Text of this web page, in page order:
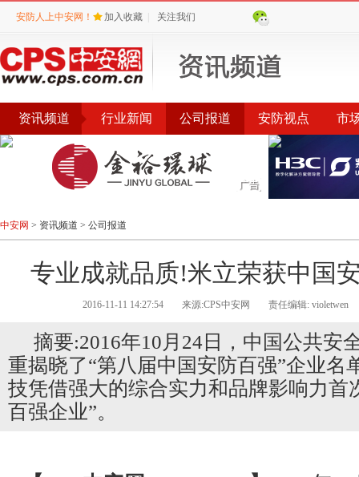
安防人上中安网！ 加入收藏 关注我们
资讯频道 行业新闻 公司报道 安防视点 市
公告 评选 榜单
中安网 > 资讯频道 > 公司报道
专业成就品质!米立荣获中国
2016-11-11 14:27:54 来源:CPS中安网 责任编辑: violetwen
摘要:2016年10月24日，中国公共安
重揭晓了“第八届中国安防百强”企业名
技凭借强大的综合实力和品牌影响力首
百强企业”。